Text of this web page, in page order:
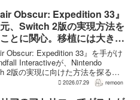
刊ファミ通』2026年8月20・27日
に...
Obscur: Expedition 33』
、Switch 2版の実現方法を
とに関心。移植には大きな
的課題
Obscur: Expedition 33』を手がけ
Interactiveが、Nintendo
2版の実現に向けた方法を探るこ
心を示した。ただ、現時点で何か
2026.07.29 remoon